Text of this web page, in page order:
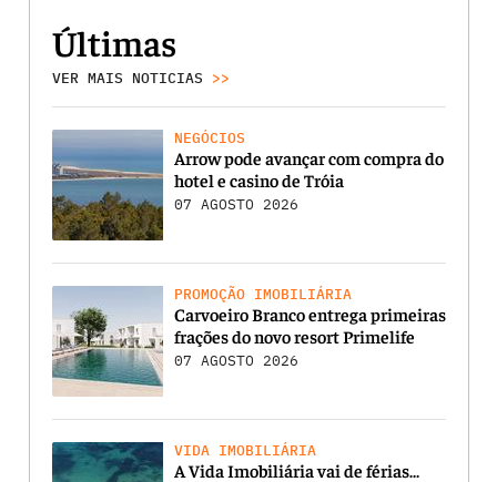
Últimas
VER MAIS NOTICIAS >>
NEGÓCIOS
Arrow pode avançar com compra do
hotel e casino de Tróia
07 AGOSTO 2026
PROMOÇÃO IMOBILIÁRIA
Carvoeiro Branco entrega primeiras
frações do novo resort Primelife
07 AGOSTO 2026
VIDA IMOBILIÁRIA
A Vida Imobiliária vai de férias…